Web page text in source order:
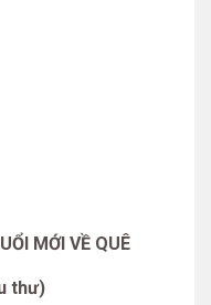
MỚI VỀ QUÊ
thư)